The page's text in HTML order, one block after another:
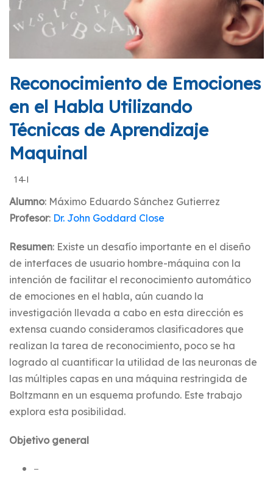
Reconocimiento de Emociones
en el Habla Utilizando
Técnicas de Aprendizaje
Maquinal
14-I
Alumno: Máximo Eduardo Sánchez Gutierrez
Profesor: Dr. John Goddard Close
Resumen: Existe un desafío importante en el diseño
de interfaces de usuario hombre-máquina con la
intención de facilitar el reconocimiento automático
de emociones en el habla, aún cuando la
investigación llevada a cabo en esta dirección es
extensa cuando consideramos clasificadores que
realizan la tarea de reconocimiento, poco se ha
logrado al cuantificar la utilidad de las neuronas de
las múltiples capas en una máquina restringida de
Boltzmann en un esquema profundo. Este trabajo
explora esta posibilidad.
Objetivo general
–